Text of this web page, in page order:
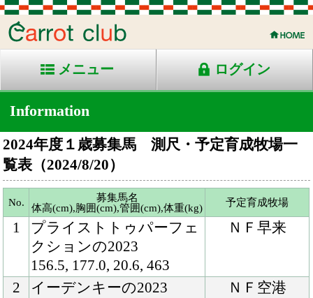
メニュー ログイン
Information
2024年度１歳募集馬 測尺・予定育成牧場一
覧表（2024/8/20）
No.
募集馬名
体高(cm),胸囲(cm),管囲(cm),体重(kg)
予定育成 牧場
1
プライストトゥパーフェ
クションの2023
156.5, 177.0, 20.6, 463
2 イーデンキーの2023
153.5, 175.0, 20.7, 448
ＮＦ空港
3
ケイティーズハートの
2023
151.0, 173.0, 19.4, 430
ＮＦ早来
4
フロアクラフトの2023
156.0, 174.5, 19.6, 423
ＮＦ空港